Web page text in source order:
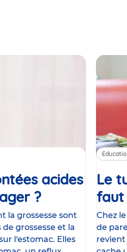
acides
?Article
la grossesse sont
grossesse et la
l'estomac. Elles
Le
faut
Chez
de
revient